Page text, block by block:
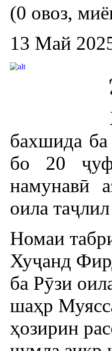
(0 овоз,
13 Май
бахшида
бо 20
намунавӣ
оила
Номаи
Хуҷанд
ба Рӯзи
шаҳр
ҳозирин